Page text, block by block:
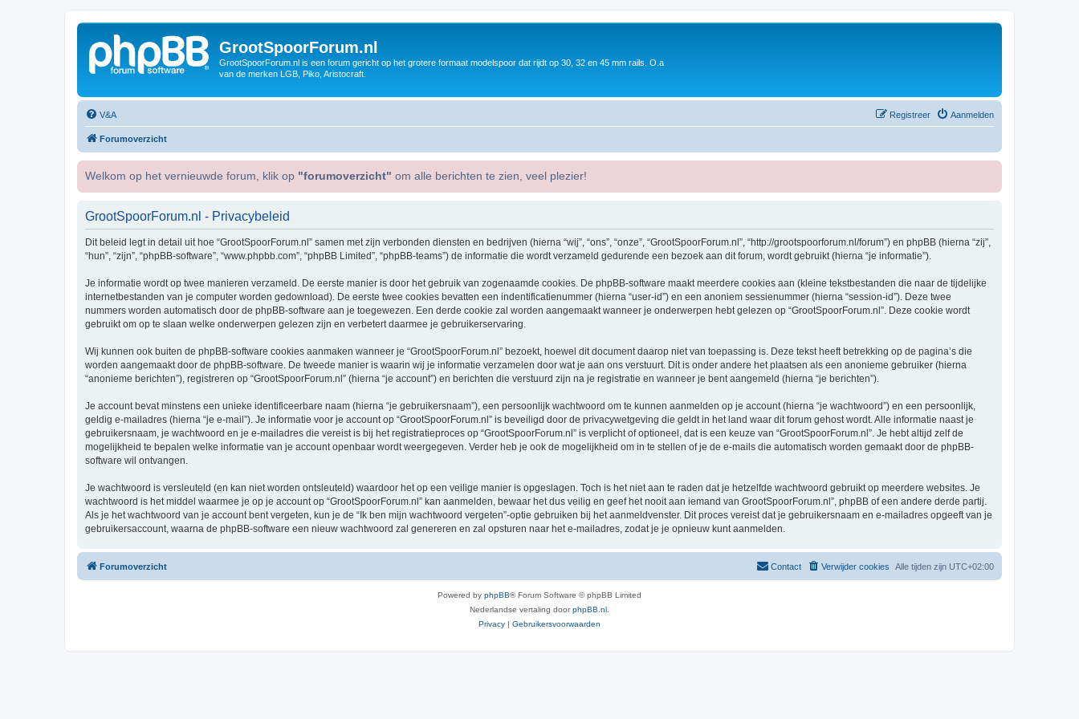
GrootSpoorForum.nl
GrootSpoorForum.nl is een forum gericht op het grotere formaat modelspoor dat rijdt op 30, 32 en 45 mm rails. O.a
van de merken LGB, Piko, Aristocraft.
V&A Aanmelden
Registreer
Forumoverzicht
Welkom op het vernieuwde forum, klik op "forumoverzicht" om alle berichten te zien, veel plezier!
GrootSpoorForum.nl - Privacybeleid
Dit beleid legt in detail uit hoe “GrootSpoorForum.nl” samen met zijn verbonden diensten en bedrijven (hierna “wij”, “ons”, “onze”, “GrootSpoorForum.nl”, “http://grootspoorforum.nl/forum”) en phpBB (hierna “zij”,
“hun”, “zijn”, “phpBB-software”, “www.phpbb.com”, “phpBB Limited”, “phpBB-teams”) de informatie die wordt verzameld gedurende een bezoek aan dit forum, wordt gebruikt (hierna “je informatie”).
Je informatie wordt op twee manieren verzameld. De eerste manier is door het gebruik van zogenaamde cookies. De phpBB-software maakt meerdere cookies aan (kleine tekstbestanden die naar de tijdelijke
internetbestanden van je computer worden gedownload). De eerste twee cookies bevatten een indentificatienummer (hierna “user-id”) en een anoniem sessienummer (hierna “session-id”). Deze twee
nummers worden automatisch door de phpBB-software aan je toegewezen. Een derde cookie zal worden aangemaakt wanneer je onderwerpen hebt gelezen op “GrootSpoorForum.nl”. Deze cookie wordt
gebruikt om op te slaan welke onderwerpen gelezen zijn en verbetert daarmee je gebruikerservaring.
Wij kunnen ook buiten de phpBB-software cookies aanmaken wanneer je “GrootSpoorForum.nl” bezoekt, hoewel dit document daarop niet van toepassing is. Deze tekst heeft betrekking op de pagina’s die
worden aangemaakt door de phpBB-software. De tweede manier is waarin wij je informatie verzamelen door wat je aan ons verstuurt. Dit is onder andere het plaatsen als een anonieme gebruiker (hierna
“anonieme berichten”), registreren op “GrootSpoorForum.nl” (hierna “je account”) en berichten die verstuurd zijn na je registratie en wanneer je bent aangemeld (hierna “je berichten”).
Je account bevat minstens een unieke identificeerbare naam (hierna “je gebruikersnaam”), een persoonlijk wachtwoord om te kunnen aanmelden op je account (hierna “je wachtwoord”) en een persoonlijk,
geldig e-mailadres (hierna “je e-mail”). Je informatie voor je account op “GrootSpoorForum.nl” is beveiligd door de privacywetgeving die geldt in het land waar dit forum gehost wordt. Alle informatie naast je
gebruikersnaam, je wachtwoord en je e-mailadres die vereist is bij het registratieproces op “GrootSpoorForum.nl” is verplicht of optioneel, dat is een keuze van “GrootSpoorForum.nl”. Je hebt altijd zelf de
mogelijkheid te bepalen welke informatie van je account openbaar wordt weergegeven. Verder heb je ook de mogelijkheid om in te stellen of je de e-mails die automatisch worden gemaakt door de phpBB-
software wil ontvangen.
Je wachtwoord is versleuteld (en kan niet worden ontsleuteld) waardoor het op een veilige manier is opgeslagen. Toch is het niet aan te raden dat je hetzelfde wachtwoord gebruikt op meerdere websites. Je
wachtwoord is het middel waarmee je op je account op “GrootSpoorForum.nl” kan aanmelden, bewaar het dus veilig en geef het nooit aan iemand van GrootSpoorForum.nl”, phpBB of een andere derde partij.
Als je het wachtwoord van je account bent vergeten, kun je de “Ik ben mijn wachtwoord vergeten”-optie gebruiken bij het aanmeldvenster. Dit proces vereist dat je gebruikersnaam en e-mailadres opgeeft van je
gebruikersaccount, waarna de phpBB-software een nieuw wachtwoord zal genereren en zal opsturen naar het e-mailadres, zodat je je opnieuw kunt aanmelden.
Forumoverzicht Alle tijden zijn UTC+02:00
Verwijder cookies
Contact
Powered by phpBB® Forum Software © phpBB Limited
Nederlandse vertaling doorphpBB.nl
Privacy | Gebruikersvoorwaarden